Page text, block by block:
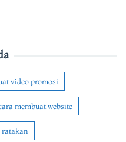
video promosi
membuat website